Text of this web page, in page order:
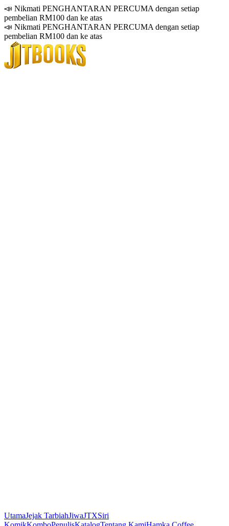
📣 Nikmati PENGHANTARAN PERCUMA dengan setiap
pembelian RM100 dan ke atas
📣 Nikmati PENGHANTARAN PERCUMA dengan setiap
pembelian RM100 dan ke atas
UtamaJejak TarbiahJiwaJTXSiri